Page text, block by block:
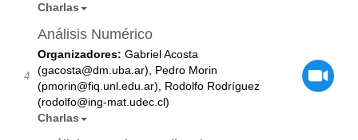
Charlas
4
Análisis Numérico
Organizadores: Gabriel Acosta
(gacosta@dm.uba.ar), Pedro Morin
(pmorin@fiq.unl.edu.ar), Rodolfo Rodríguez
(rodolfo@ing-mat.udec.cl)
Charlas